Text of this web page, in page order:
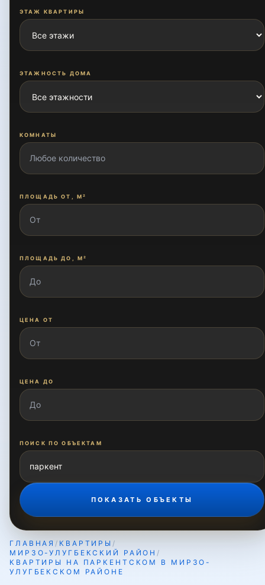
Карасу-1
Карасу-3
Корасув
Мовароуннахр
ЭТАЖ КВАРТИРЫ
ЭТАЖНОСТЬ ДОМА
КОМНАТЫ
ПЛОЩАДЬ ОТ, М²
ПЛОЩАДЬ ДО, М²
ЦЕНА ОТ
ЦЕНА ДО
ПОИСК ПО ОБЪЕКТАМ
ПОКАЗАТЬ ОБЪЕКТЫ
ГЛАВНАЯ / КВАРТИРЫ /
МИРЗО-УЛУГБЕКСКИЙ РАЙОН /
КВАРТИРЫ НА ПАРКЕНТСКОМ В МИРЗО-
УЛУГБЕКСКОМ РАЙОНЕ